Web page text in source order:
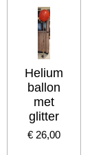
Helium
ballon
met
glitter
€ 26,00